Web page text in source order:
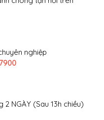
nghiệp
NGÀY (Sau 13h chiều)